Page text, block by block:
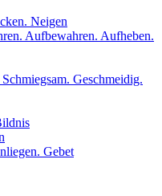
Neigen
Aufbewahren. Aufheben.
Geschmeidig.
Gebet